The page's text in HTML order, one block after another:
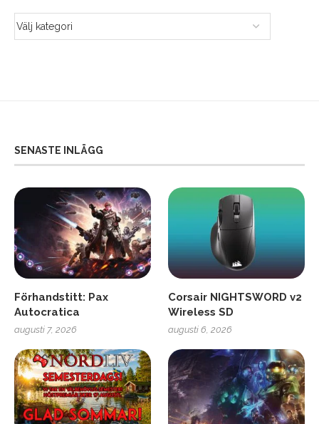
SENASTE INLÄGG
Förhandstitt: Pax
Autocratica
augusti 7, 2026
Corsair NIGHTSWORD v2
Wireless SD
augusti 6, 2026